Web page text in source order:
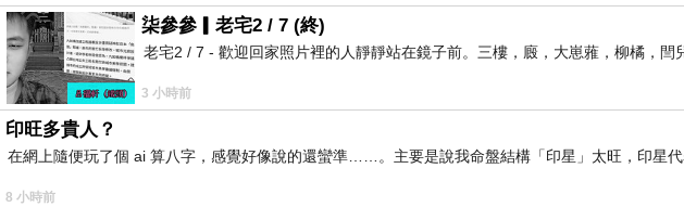
柒參參▎老宅2 / 7 (終)
老宅2 / 7 - 歡迎回家照片裡的人靜靜站在鏡子前。三樓，廄，大崽蕥，柳橘，
3 小時前
印旺多貴人？
在網上隨便玩了個 ai 算八字，感覺好像說的還蠻準……。主要是說我命盤結構「印星」太旺，印星
8 小時前